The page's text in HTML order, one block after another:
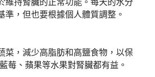
維持腎臟的正常功能。每天的水分
準，但也要根據個人體質調整。
菜，減少高脂肪和高鹽食物，以保
莓、蘋果等水果對腎臟都有益。